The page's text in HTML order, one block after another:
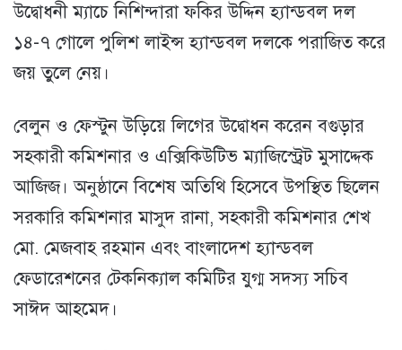
উদ্বোধনী ম্যাচে নিশিন্দারা ফকির উদ্দিন হ্যান্ডবল দল
১৪-৭ গোলে পুলিশ লাইন্স হ্যান্ডবল দলকে পরাজিত করে
জয় তুলে নেয়।
বেলুন ও ফেস্টুন উড়িয়ে লিগের উদ্বোধন করেন বগুড়ার
সহকারী কমিশনার ও এক্সিকিউটিভ ম্যাজিস্ট্রেট মুসাদ্দেক
আজিজ। অনুষ্ঠানে বিশেষ অতিথি হিসেবে উপস্থিত ছিলেন
সরকারি কমিশনার মাসুদ রানা, সহকারী কমিশনার শেখ
মো. মেজবাহ রহমান এবং বাংলাদেশ হ্যান্ডবল
ফেডারেশনের টেকনিক্যাল কমিটির যুগ্ম সদস্য সচিব
সাঈদ আহমেদ।